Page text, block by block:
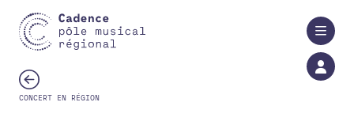
CONCERT EN RÉGION